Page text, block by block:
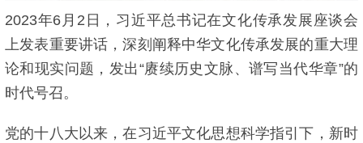
2023年6月2日，习近平总书记在文化传承发展座谈会
上发表重要讲话，深刻阐释中华文化传承发展的重大理
论和现实问题，发出“赓续历史文脉、谱写当代华章”的
时代号召。
党的十八大以来，在习近平文化思想科学指引下，新时